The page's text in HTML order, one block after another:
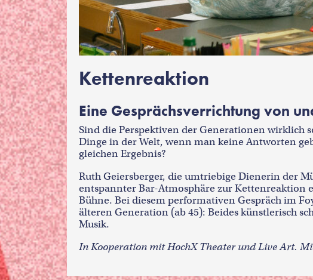
Kettenreaktion
Eine Gesprächsverrichtung von
Sind die Perspektiven der Generationen wirklich
Dinge in der Welt, wenn man keine Antworten
gleichen Ergebnis?
Ruth Geiersberger, die umtriebige Dienerin der
entspannter Bar-Atmosphäre zur Kettenreaktion
Bühne. Bei diesem performativen Gespräch im
älteren Generation (ab 45): Beides künstlerisch
Musik.
In Kooperation mit HochX Theater und Live Art.